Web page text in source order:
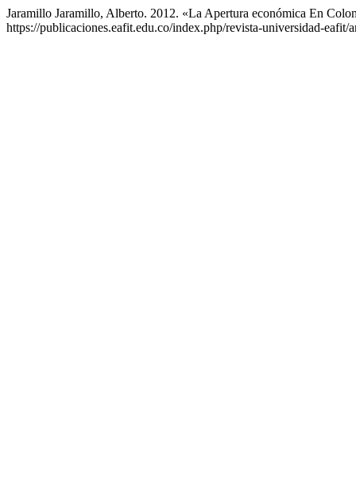
Jaramillo Jaramillo, Alberto. 2012. «La Apertura económica En
https://publicaciones.eafit.edu.co/index.php/revista-universidad-eafit/